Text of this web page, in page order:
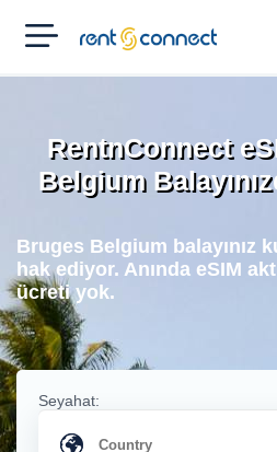
RENT'N
CONNECT
RentnConnect
Belgium
Bruges Belgium balayınız
hak ediyor. Anında eSIM
ücreti yok.
Seyahat: